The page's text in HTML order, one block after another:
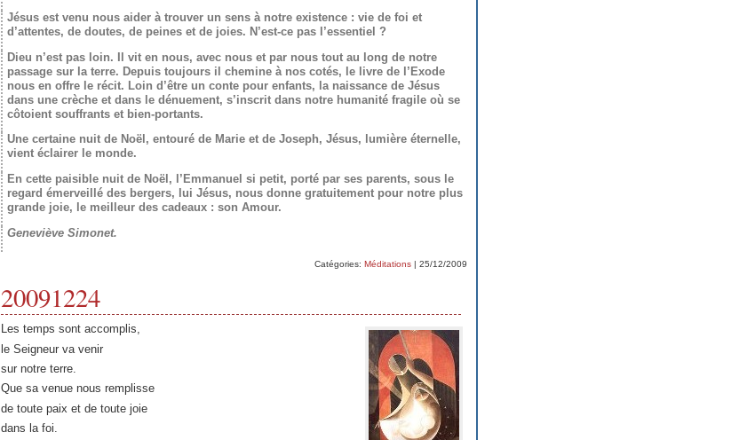
Jésus est venu nous aider à trouver un sens à notre existence : vie de foi et
d’attentes, de doutes, de peines et de joies. N’est-ce pas l’essentiel ?
Dieu n’est pas loin. Il vit en nous, avec nous et par nous tout au long de notre
passage sur la terre. Depuis toujours il chemine à nos cotés, le livre de l’Exode
nous en offre le récit. Loin d’être un conte pour enfants, la naissance de Jésus
dans une crèche et dans le dénuement, s’inscrit dans notre humanité fragile où se
côtoient souffrants et bien-portants.
Une certaine nuit de Noël, entouré de Marie et de Joseph, Jésus, lumière éternelle,
vient éclairer le monde.
En cette paisible nuit de Noël, l’Emmanuel si petit, porté par ses parents, sous le
regard émerveillé des bergers, lui Jésus, nous donne gratuitement pour notre plus
grande joie, le meilleur des cadeaux : son Amour.
Geneviève Simonet.
Catégories: Méditations| 25/12/2009
20091224
Les temps sont accomplis,
le Seigneur va venir
sur notre terre.
Que sa venue nous remplisse
de toute paix et de toute joie
dans la foi.